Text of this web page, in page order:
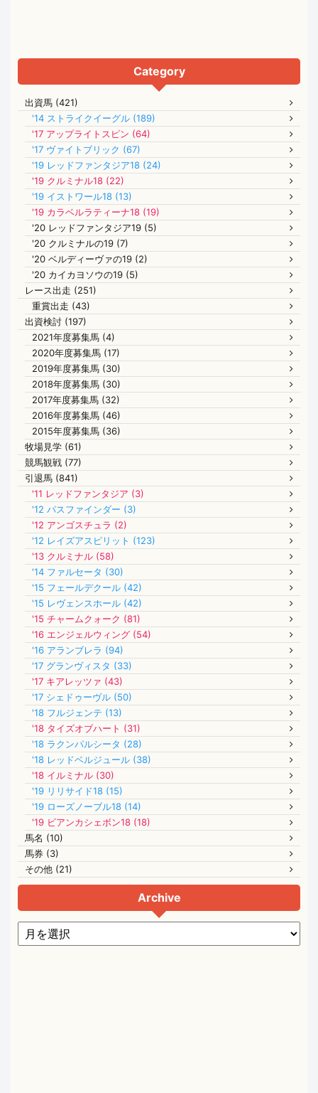
Category
出資馬 (421)
'14 ストライクイーグル (189)
'17 アップライトスピン (64)
'17 ヴァイトブリック (67)
'19 レッドファンタジア18 (24)
'19 クルミナル18 (22)
'19 イストワール18 (13)
'19 カラベルラティーナ18 (19)
'20 レッドファンタジア19 (5)
'20 クルミナルの19 (7)
'20 ベルディーヴァの19 (2)
'20 カイカヨソウの19 (5)
レース出走 (251)
重賞出走 (43)
出資検討 (197)
2021年度募集馬 (4)
2020年度募集馬 (17)
2019年度募集馬 (30)
2018年度募集馬 (30)
2017年度募集馬 (32)
2016年度募集馬 (46)
2015年度募集馬 (36)
牧場見学 (61)
競馬観戦 (77)
引退馬 (841)
'11 レッドファンタジア (3)
'12 パスファインダー (3)
'12 アンゴスチュラ (2)
'12 レイズアスピリット (123)
'13 クルミナル (58)
'14 ファルセータ (30)
'15 フェールデクール (42)
'15 レヴェンスホール (42)
'15 チャームクォーク (81)
'16 エンジェルウィング (54)
'16 アランブレラ (94)
'17 グランヴィスタ (33)
'17 キアレッツァ (43)
'17 シェドゥーヴル (50)
'18 フルジェンテ (13)
'18 タイズオブハート (31)
'18 ラクンパルシータ (28)
'18 レッドベルジュール (38)
'18 イルミナル (30)
'19 リリサイド18 (15)
'19 ローズノーブル18 (14)
'19 ビアンカシェボン18 (18)
馬名 (10)
馬券 (3)
その他 (21)
Archive